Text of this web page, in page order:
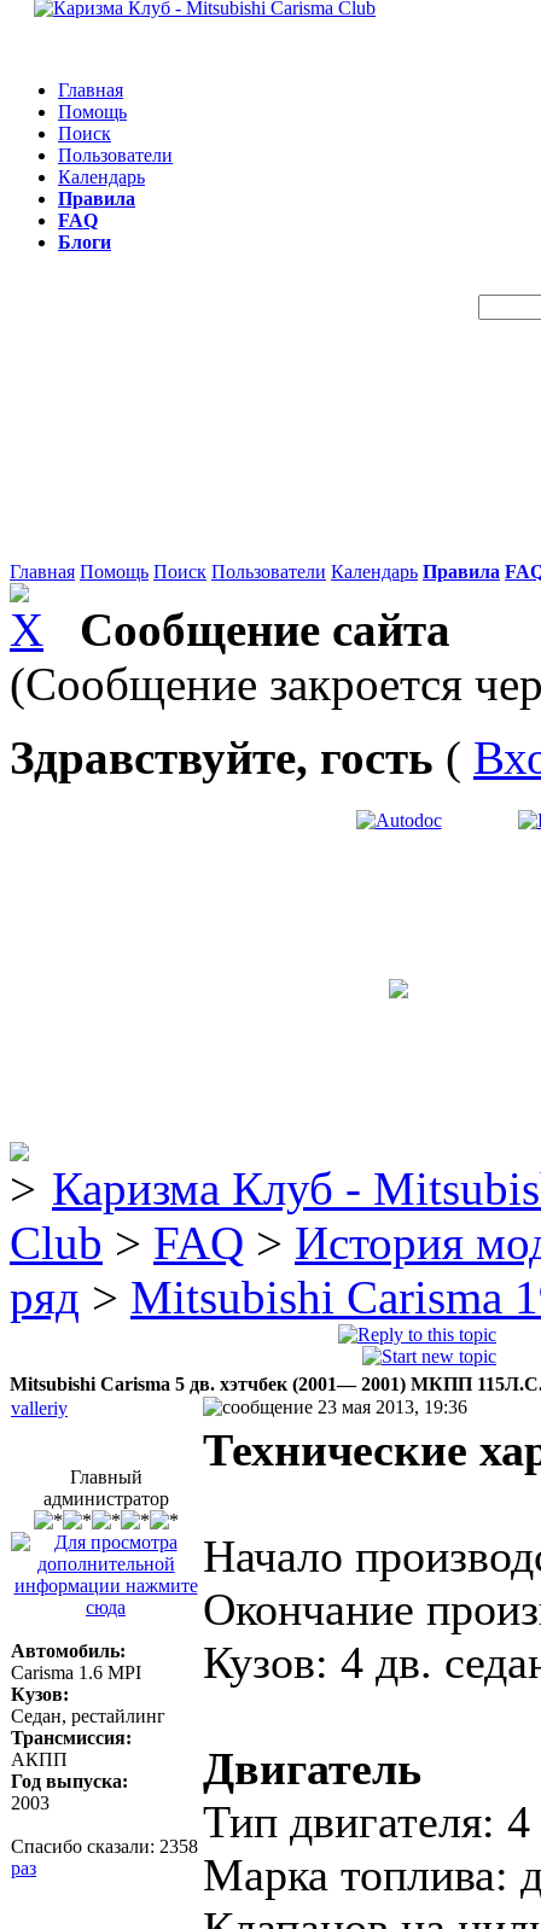
Главная
Помощь
Поиск
Пользователи
Календарь
Правила
FAQ
Блоги
Главная Помощь Поиск Пользователи Календарь Правила
Сообщение сайта
(Сообщение закроется
Здравствуйте, гость (
Каризма Клуб -
Club > FAQ > История
ряд > Mitsubishi Carisma
Mitsubishi Carisma 5 дв. хэтчбек (2001— 2001) МКПП
valleriy
23 мая 2013, 19:36
Главный
администратор
Автомобиль:
Carisma 1.6 MPI
Кузов:
Седан, рестайлинг
Трансмиссия:
АКПП
Год выпуска:
2003
Спасибо сказали: 2358
раз
Технические
Начало
Окончание
Кузов: 4 дв.
Двигатель
Тип двигателя: 4
Марка топлива: